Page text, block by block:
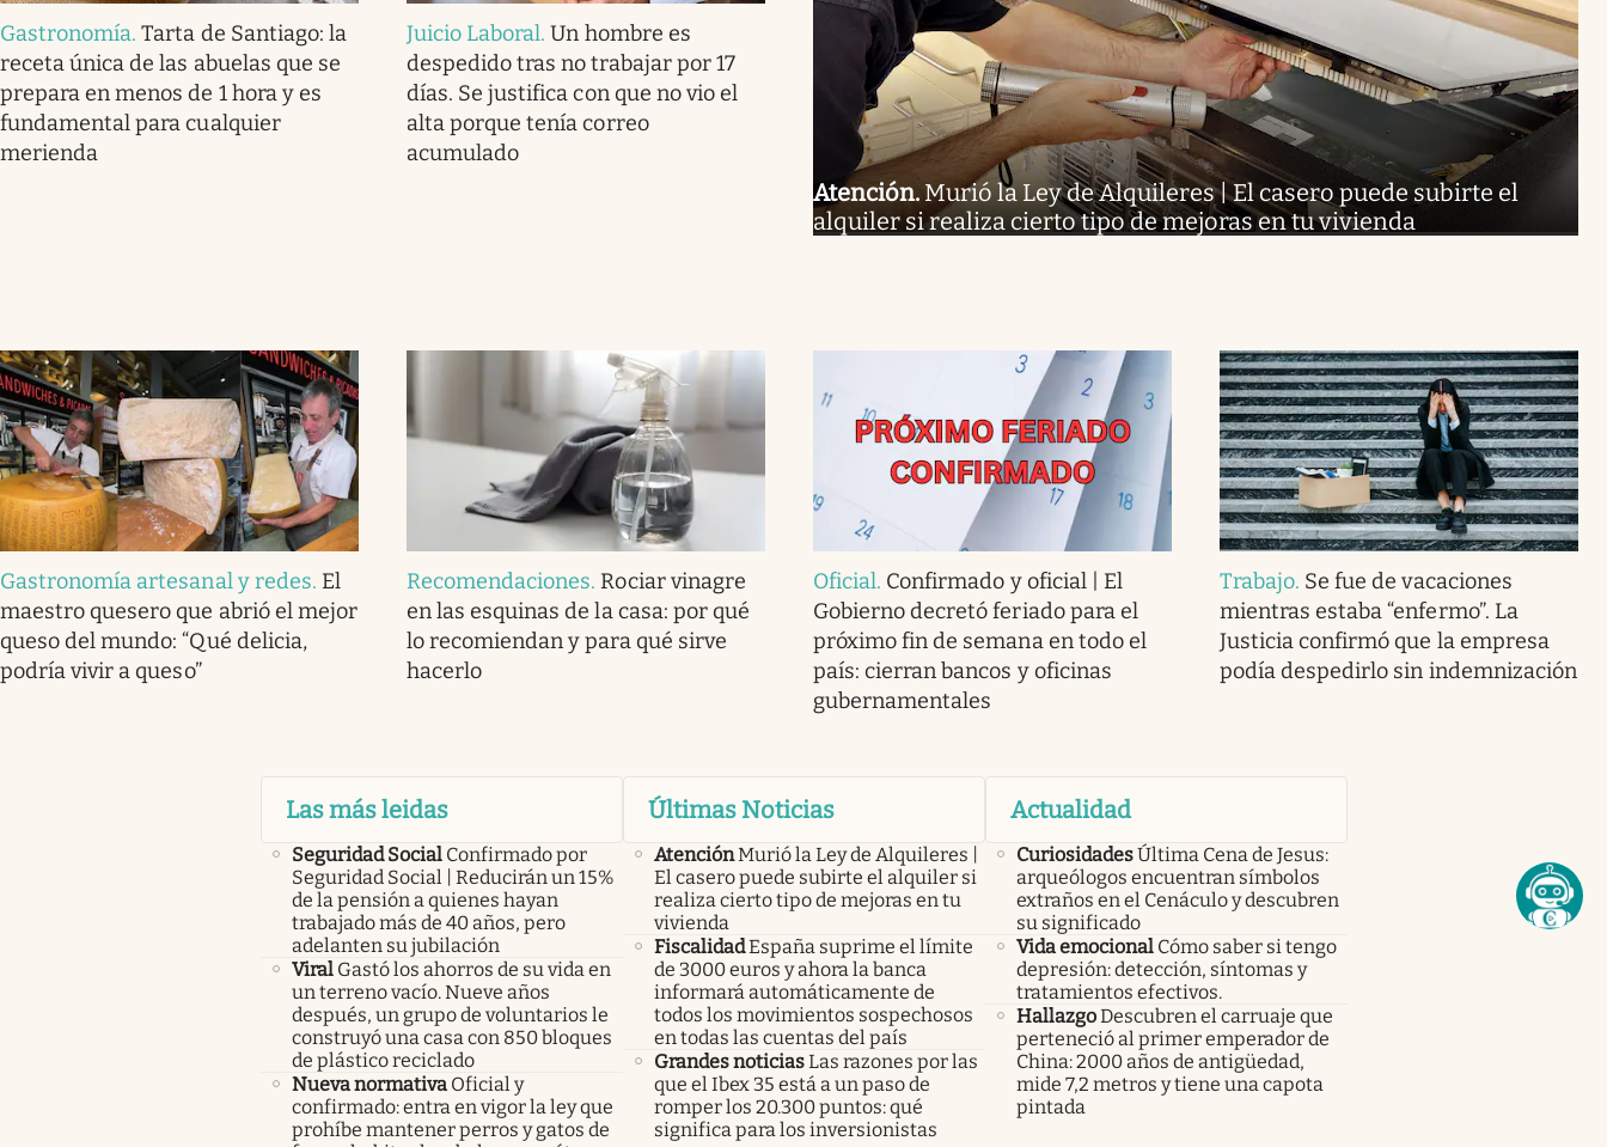
Gastronomía.Tarta de Santiago: la
receta única de las abuelas que se
prepara en menos de 1 hora y es
fundamental para cualquier
merienda
Juicio Laboral.Un hombre es
despedido tras no trabajar por 17
días. Se justifica con que no vio el
alta porque tenía correo
acumulado
Atención. Murió la Ley de Alquileres | El casero puede subirte el
alquiler si realiza cierto tipo de mejoras en tu vivienda
Gastronomía artesanal y redes. El
maestro quesero que abrió el mejor
queso del mundo: “Qué delicia,
podría vivir a queso”
Recomendaciones. Rociar vinagre
en las esquinas de la casa: por qué
lo recomiendan y para qué sirve
hacerlo
Oficial. Confirmado y oficial | El
Gobierno decretó feriado para el
próximo fin de semana en todo el
país: cierran bancos y oficinas
gubernamentales
Trabajo. Se fue de vacaciones
mientras estaba “enfermo”. La
Justicia confirmó que la empresa
podía despedirlo sin indemnización
Las más leidas
Seguridad Social Confirmado por
Seguridad Social | Reducirán un 15%
de la pensión a quienes hayan
trabajado más de 40 años, pero
adelanten su jubilación
Viral Gastó los ahorros de su vida en
un terreno vacío. Nueve años
después, un grupo de voluntarios le
construyó una casa con 850 bloques
de plástico reciclado
Nueva normativa Oficial y
confirmado: entra en vigor la ley que
prohíbe mantener perros y gatos de
Últimas Noticias
AtenciónMurió la Ley de Alquileres |
El casero puede subirte el alquiler si
realiza cierto tipo de mejoras en tu
vivienda
FiscalidadEspaña suprime el límite
de 3000 euros y ahora la banca
informará automáticamente de
todos los movimientos sospechosos
en todas las cuentas del país
Grandes noticiasLas razones por las
que el Ibex 35 está a un paso de
romper los 20.300 puntos: qué
significa para los inversionistas
Actualidad
CuriosidadesÚltima Cena de Jesus:
arqueólogos encuentran símbolos
extraños en el Cenáculo y descubren
su significado
Vida emocional Cómo saber si tengo
depresión: detección, síntomas y
tratamientos efectivos.
HallazgoDescubren el carruaje que
perteneció al primer emperador de
China: 2000 años de antigüedad,
mide 7,2 metros y tiene una capota
pintada